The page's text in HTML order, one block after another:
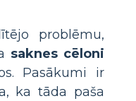
problēmu,
saknes cēloni
Pasākumi ir
ka tāda paša